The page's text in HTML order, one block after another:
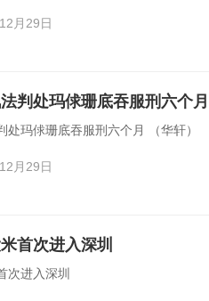
月29日
判处玛俅珊底吞服刑六个月
处玛俅珊底吞服刑六个月 （华轩）
月29日
首次进入深圳
次进入深圳